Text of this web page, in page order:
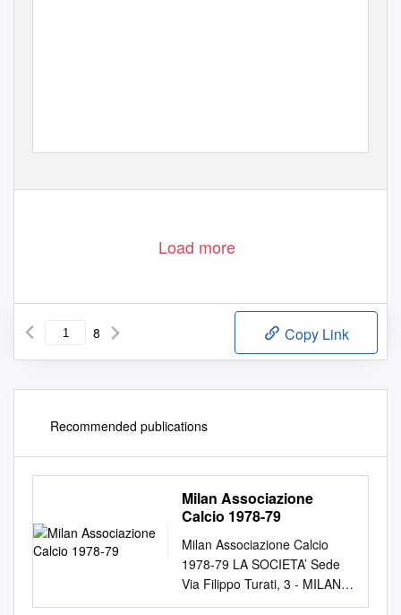
Load more
8 Copy Link
Recommended publications
Milan Associazione
Calcio 1978-79
Milan Associazione Calcio
1978-79 LA SOCIETA’ Sede
Via Filippo Turati, 3 - MILANO
Presidente Felice Colombo